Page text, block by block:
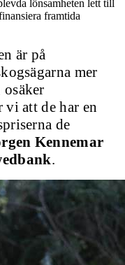
lönsamheten lett till
framtida
är på
mer
att de har en
de
Kennemar
.